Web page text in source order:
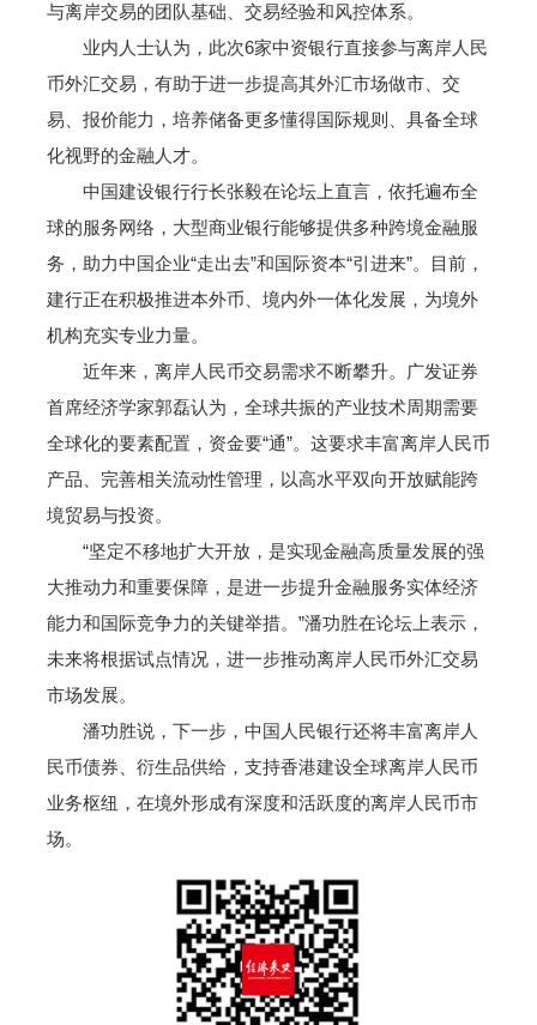
与离岸交易的团队基础、交易经验和风控体系。
业内人士认为，此次6家中资银行直接参与离岸人民
币外汇交易，有助于进一步提高其外汇市场做市、交
易、报价能力，培养储备更多懂得国际规则、具备全球
化视野的金融人才。
中国建设银行行长张毅在论坛上直言，依托遍布全
球的服务网络，大型商业银行能够提供多种跨境金融服
务，助力中国企业“走出去”和国际资本“引进来”。目前，
建行正在积极推进本外币、境内外一体化发展，为境外
机构充实专业力量。
近年来，离岸人民币交易需求不断攀升。广发证券
首席经济学家郭磊认为，全球共振的产业技术周期需要
全球化的要素配置，资金要“通”。这要求丰富离岸人民币
产品、完善相关流动性管理，以高水平双向开放赋能跨
境贸易与投资。
“坚定不移地扩大开放，是实现金融高质量发展的强
大推动力和重要保障，是进一步提升金融服务实体经济
能力和国际竞争力的关键举措。”潘功胜在论坛上表示，
未来将根据试点情况，进一步推动离岸人民币外汇交易
市场发展。
潘功胜说，下一步，中国人民银行还将丰富离岸人
民币债券、衍生品供给，支持香港建设全球离岸人民币
业务枢纽，在境外形成有深度和活跃度的离岸人民币市
场。